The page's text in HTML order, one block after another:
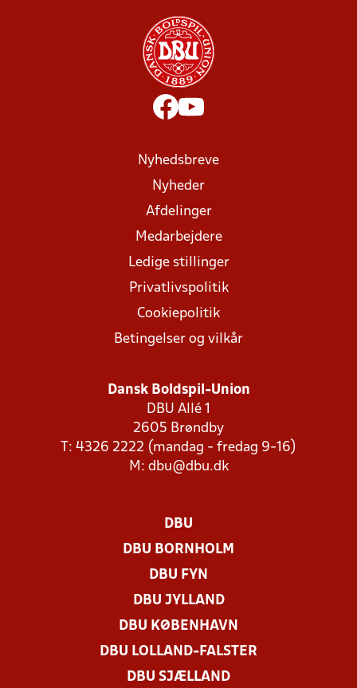
Nyhedsbreve
Nyheder
Afdelinger
Medarbejdere
Ledige stillinger
Privatlivspolitik
Cookiepolitik
Betingelser og vilkår
Dansk Boldspil-Union
DBU Allé 1
2605 Brøndby
T: 4326 2222 (mandag - fredag 9-16)
M: dbu@dbu.dk
DBU
DBU BORNHOLM
DBU FYN
DBU JYLLAND
DBU KØBENHAVN
DBU LOLLAND-FALSTER
DBU SJÆLLAND